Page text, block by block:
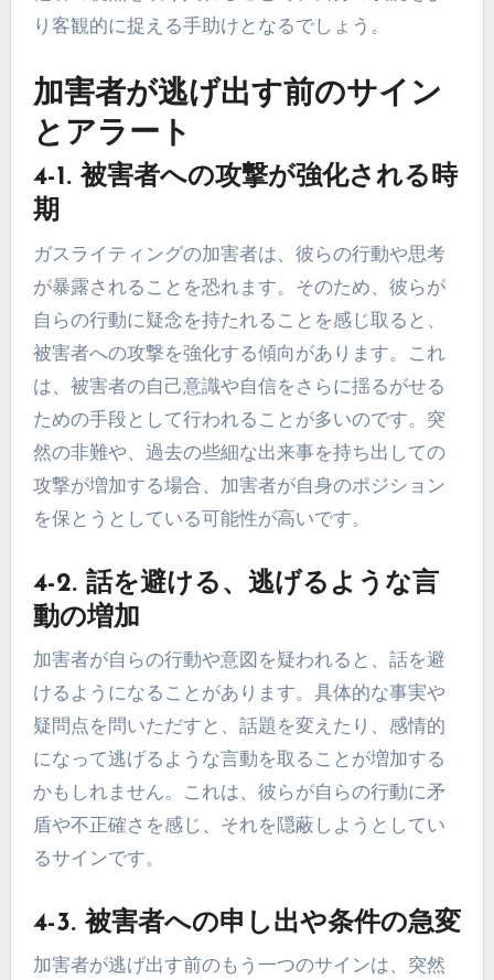
り客観的に捉える手助けとなるでしょう。
加害者が逃げ出す前のサイン
とアラート
4-1. 被害者への攻撃が強化される時
期
ガスライティングの加害者は、彼らの行動や思考
が暴露されることを恐れます。そのため、彼らが
自らの行動に疑念を持たれることを感じ取ると、
被害者への攻撃を強化する傾向があります。これ
は、被害者の自己意識や自信をさらに揺るがせる
ための手段として行われることが多いのです。突
然の非難や、過去の些細な出来事を持ち出しての
攻撃が増加する場合、加害者が自身のポジション
を保とうとしている可能性が高いです。
4-2. 話を避ける、逃げるような言
動の増加
加害者が自らの行動や意図を疑われると、話を避
けるようになることがあります。具体的な事実や
疑問点を問いただすと、話題を変えたり、感情的
になって逃げるような言動を取ることが増加する
かもしれません。これは、彼らが自らの行動に矛
盾や不正確さを感じ、それを隠蔽しようとしてい
るサインです。
4-3. 被害者への申し出や条件の急変
加害者が逃げ出す前のもう一つのサインは、突然